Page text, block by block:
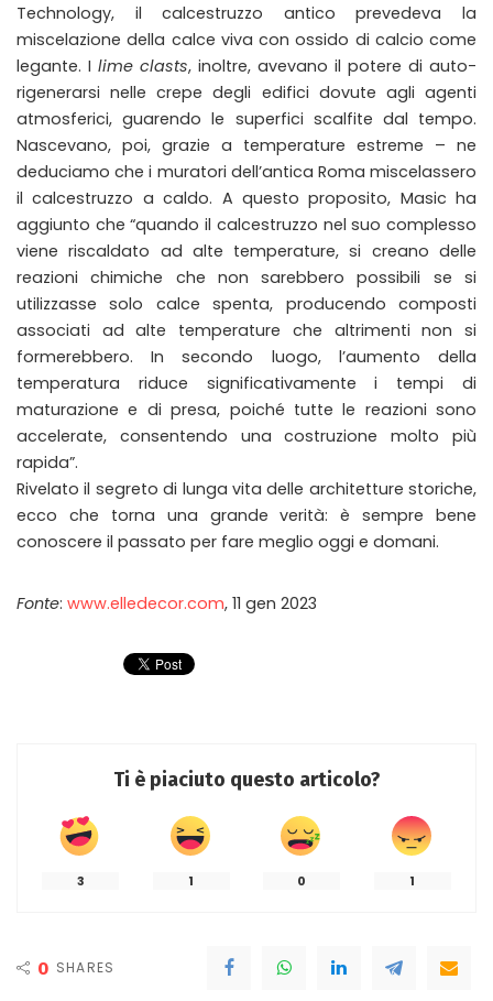
Technology, il calcestruzzo antico prevedeva la
miscelazione della calce viva con ossido di calcio come
legante. I lime clasts, inoltre, avevano il potere di auto-
rigenerarsi nelle crepe degli edifici dovute agli agenti
atmosferici, guarendo le superfici scalfite dal tempo.
Nascevano, poi, grazie a temperature estreme – ne
deduciamo che i muratori dell’antica Roma miscelassero
il calcestruzzo a caldo. A questo proposito, Masic ha
aggiunto che “quando il calcestruzzo nel suo complesso
viene riscaldato ad alte temperature, si creano delle
reazioni chimiche che non sarebbero possibili se si
utilizzasse solo calce spenta, producendo composti
associati ad alte temperature che altrimenti non si
formerebbero. In secondo luogo, l’aumento della
temperatura riduce significativamente i tempi di
maturazione e di presa, poiché tutte le reazioni sono
accelerate, consentendo una costruzione molto più
rapida”.
Rivelato il segreto di lunga vita delle architetture storiche,
ecco che torna una grande verità: è sempre bene
conoscere il passato per fare meglio oggi e domani.
Fonte: www.elledecor.com, 11 gen 2023
Ti è piaciuto questo articolo?
3 1 0 1
0 SHARES